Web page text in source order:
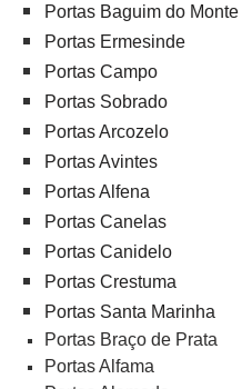
Portas Baguim do Monte
Portas Ermesinde
Portas Campo
Portas Sobrado
Portas Arcozelo
Portas Avintes
Portas Alfena
Portas Canelas
Portas Canidelo
Portas Crestuma
Portas Santa Marinha
Portas Braço de Prata
Portas Alfama